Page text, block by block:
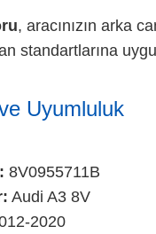
, aracınızın arka
standartlarına
Uyumluluk
8V0955711B
Audi A3 8V
2020